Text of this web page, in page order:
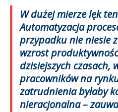
W dużej mierze lęk
Automatyzacja
przypadku nie niesie
wzrost
dzisiejszych czasach,
pracowników na
zatrudnienia byłaby
nieracjonalna–